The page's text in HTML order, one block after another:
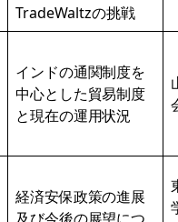
TradeWaltzの挑戦
インドの通関制度を
中心とした貿易制度
と現在の運用状況
経済安保政策の進展